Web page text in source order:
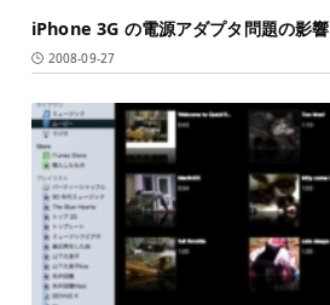
iPhone 3G の電源アダプタ問題の影響
2008-09-27